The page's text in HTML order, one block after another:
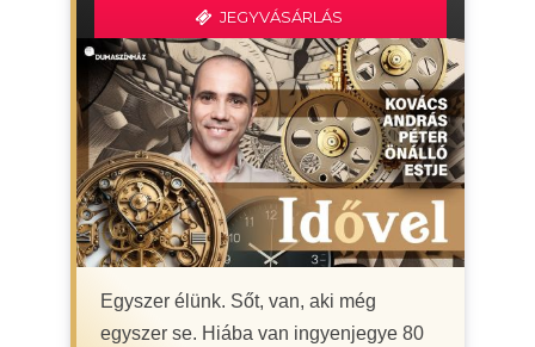
JEGYVÁSÁRLÁS
Egyszer élünk. Sőt, van, aki még
egyszer se. Hiába van ingyenjegye 80